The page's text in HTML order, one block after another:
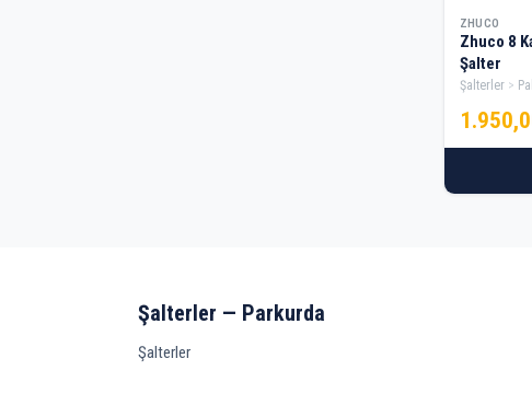
ZHUCO
Zhuco 8 Kademeli Freze Pako
Şalter
Şalterler
Şalterler — Parkurda
Şalterler